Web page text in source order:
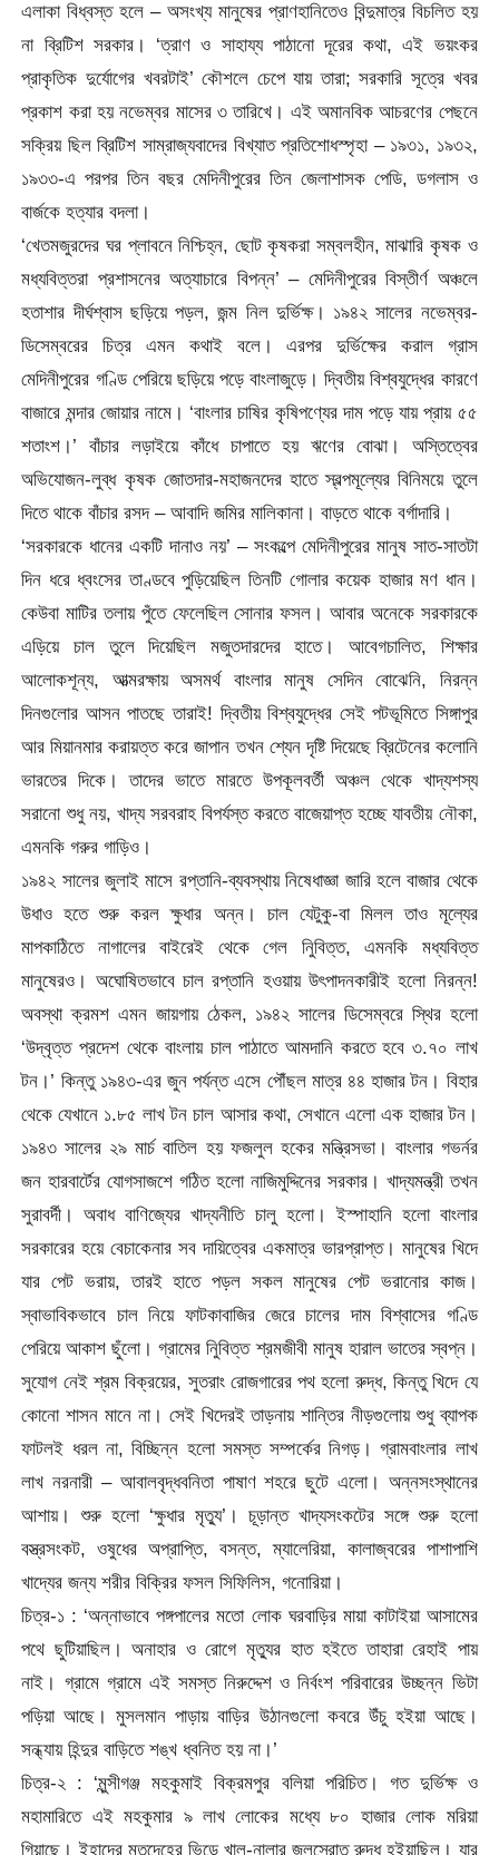
এলাকা বিধ্বস্ত হলে – অসংখ্য মানুষের প্রাণহানিতেও বিন্দুমাত্র বিচলিত হয়
না ব্রিটিশ সরকার। ‘ত্রাণ ও সাহায্য পাঠানো দূরের কথা, এই ভয়ংকর
প্রাকৃতিক দুর্যোগের খবরটাই’ কৌশলে চেপে যায় তারা; সরকারি সূত্রে খবর
প্রকাশ করা হয় নভেম্বর মাসের ৩ তারিখে। এই অমানবিক আচরণের পেছনে
সক্রিয় ছিল ব্রিটিশ সাম্রাজ্যবাদের বিখ্যাত প্রতিশোধস্পৃহা – ১৯৩১, ১৯৩২,
১৯৩৩-এ পরপর তিন বছর মেদিনীপুরের তিন জেলাশাসক পেডি, ডগলাস ও
বার্জকে হত্যার বদলা।
‘খেতমজুরদের ঘর প্লাবনে নিশ্চিহ্ন, ছোট কৃষকরা সম্বলহীন, মাঝারি কৃষক ও
মধ্যবিত্তরা প্রশাসনের অত্যাচারে বিপন্ন’ – মেদিনীপুরের বিস্তীর্ণ অঞ্চলে
হতাশার দীর্ঘশ্বাস ছড়িয়ে পড়ল, জন্ম নিল দুর্ভিক্ষ। ১৯৪২ সালের নভেম্বর-
ডিসেম্বরের চিত্র এমন কথাই বলে। এরপর দুর্ভিক্ষের করাল গ্রাস
মেদিনীপুরের গণ্ডি পেরিয়ে ছড়িয়ে পড়ে বাংলাজুড়ে। দ্বিতীয় বিশ্বযুদ্ধের কারণে
বাজারে মন্দার জোয়ার নামে। ‘বাংলার চাষির কৃষিপণ্যের দাম পড়ে যায় প্রায় ৫৫
শতাংশ।’ বাঁচার লড়াইয়ে কাঁধে চাপাতে হয় ঋণের বোঝা। অস্তিত্বের
অভিযোজন-লুব্ধ কৃষক জোতদার-মহাজনদের হাতে স্বল্পমূল্যের বিনিময়ে তুলে
দিতে থাকে বাঁচার রসদ – আবাদি জমির মালিকানা। বাড়তে থাকে বর্গাদারি।
‘সরকারকে ধানের একটি দানাও নয়’ – সংকল্পে মেদিনীপুরের মানুষ সাত-সাতটা
দিন ধরে ধ্বংসের তাণ্ডবে পুড়িয়েছিল তিনটি গোলার কয়েক হাজার মণ ধান।
কেউবা মাটির তলায় পুঁতে ফেলেছিল সোনার ফসল। আবার অনেকে সরকারকে
এড়িয়ে চাল তুলে দিয়েছিল মজুতদারদের হাতে। আবেগচালিত, শিক্ষার
আলোকশূন্য, আত্মরক্ষায় অসমর্থ বাংলার মানুষ সেদিন বোঝেনি, নিরন্ন
দিনগুলোর আসন পাতছে তারাই! দ্বিতীয় বিশ্বযুদ্ধের সেই পটভূমিতে সিঙ্গাপুর
আর মিয়ানমার করায়ত্ত করে জাপান তখন শ্যেন দৃষ্টি দিয়েছে ব্রিটেনের কলোনি
ভারতের দিকে। তাদের ভাতে মারতে উপকূলবর্তী অঞ্চল থেকে খাদ্যশস্য
সরানো শুধু নয়, খাদ্য সরবরাহ বিপর্যস্ত করতে বাজেয়াপ্ত হচ্ছে যাবতীয় নৌকা,
এমনকি গরুর গাড়িও।
১৯৪২ সালের জুলাই মাসে রপ্তানি-ব্যবস্থায় নিষেধাজ্ঞা জারি হলে বাজার থেকে
উধাও হতে শুরু করল ক্ষুধার অন্ন। চাল যেটুকু-বা মিলল তাও মূল্যের
মাপকাঠিতে নাগালের বাইরেই থেকে গেল নিুবিত্ত, এমনকি মধ্যবিত্ত
মানুষেরও। অঘোষিতভাবে চাল রপ্তানি হওয়ায় উৎপাদনকারীই হলো নিরন্ন!
অবস্থা ক্রমশ এমন জায়গায় ঠেকল, ১৯৪২ সালের ডিসেম্বরে স্থির হলো
‘উদ্বৃত্ত প্রদেশ থেকে বাংলায় চাল পাঠাতে আমদানি করতে হবে ৩.৭০ লাখ
টন।’ কিন্তু ১৯৪৩-এর জুন পর্যন্ত এসে পৌঁছল মাত্র ৪৪ হাজার টন। বিহার
থেকে যেখানে ১.৮৫ লাখ টন চাল আসার কথা, সেখানে এলো এক হাজার টন।
১৯৪৩ সালের ২৯ মার্চ বাতিল হয় ফজলুল হকের মন্ত্রিসভা। বাংলার গভর্নর
জন হারবার্টের যোগসাজশে গঠিত হলো নাজিমুদ্দিনের সরকার। খাদ্যমন্ত্রী তখন
সুরাবর্দী। অবাধ বাণিজ্যের খাদ্যনীতি চালু হলো। ইস্পাহানি হলো বাংলার
সরকারের হয়ে বেচাকেনার সব দায়িত্বের একমাত্র ভারপ্রাপ্ত। মানুষের খিদে
যার পেট ভরায়, তারই হাতে পড়ল সকল মানুষের পেট ভরানোর কাজ।
স্বাভাবিকভাবে চাল নিয়ে ফাটকাবাজির জেরে চালের দাম বিশ্বাসের গণ্ডি
পেরিয়ে আকাশ ছুঁলো। গ্রামের নিুবিত্ত শ্রমজীবী মানুষ হারাল ভাতের স্বপ্ন।
সুযোগ নেই শ্রম বিক্রয়ের, সুতরাং রোজগারের পথ হলো রুদ্ধ, কিন্তু খিদে যে
কোনো শাসন মানে না। সেই খিদেরই তাড়নায় শান্তির নীড়গুলোয় শুধু ব্যাপক
ফাটলই ধরল না, বিচ্ছিন্ন হলো সমস্ত সম্পর্কের নিগড়। গ্রামবাংলার লাখ
লাখ নরনারী – আবালবৃদ্ধবনিতা পাষাণ শহরে ছুটে এলো। অন্নসংস্থানের
আশায়। শুরু হলো ‘ক্ষুধার মৃত্যু’। চূড়ান্ত খাদ্যসংকটের সঙ্গে শুরু হলো
বস্ত্রসংকট, ওষুধের অপ্রাপ্তি, বসন্ত, ম্যালেরিয়া, কালাজ্বরের পাশাপাশি
খাদ্যের জন্য শরীর বিক্রির ফসল সিফিলিস, গনোরিয়া।
চিত্র-১ : ‘অন্নাভাবে পঙ্গপালের মতো লোক ঘরবাড়ির মায়া কাটাইয়া আসামের
পথে ছুটিয়াছিল। অনাহার ও রোগে মৃত্যুর হাত হইতে তাহারা রেহাই পায়
নাই। গ্রামে গ্রামে এই সমস্ত নিরুদ্দেশ ও নির্বংশ পরিবারের উচ্ছন্ন ভিটা
পড়িয়া আছে। মুসলমান পাড়ায় বাড়ির উঠানগুলো কবরে উঁচু হইয়া আছে।
সন্ধ্যায় হিন্দুর বাড়িতে শঙ্খ ধ্বনিত হয় না।’
চিত্র-২ : ‘মুন্সীগঞ্জ মহকুমাই বিক্রমপুর বলিয়া পরিচিত। গত দুর্ভিক্ষ ও
মহামারিতে এই মহকুমার ৯ লাখ লোকের মধ্যে ৮০ হাজার লোক মরিয়া
গিয়াছে। ইহাদের মৃতদেহের ভিড়ে খাল-নালার জলস্রোত রুদ্ধ হইয়াছিল। যার